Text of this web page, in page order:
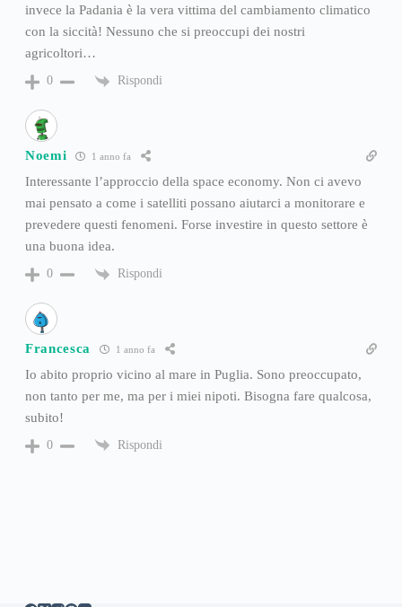
invece la Padania è la vera vittima del cambiamento climatico
con la siccità! Nessuno che si preoccupi dei nostri
agricoltori…
0 Rispondi
Noemi 1 anno fa
Interessante l’approccio della space economy. Non ci avevo
mai pensato a come i satelliti possano aiutarci a monitorare e
prevedere questi fenomeni. Forse investire in questo settore è
una buona idea.
0 Rispondi
Francesca 1 anno fa
Io abito proprio vicino al mare in Puglia. Sono preoccupato,
non tanto per me, ma per i miei nipoti. Bisogna fare qualcosa,
subito!
0 Rispondi